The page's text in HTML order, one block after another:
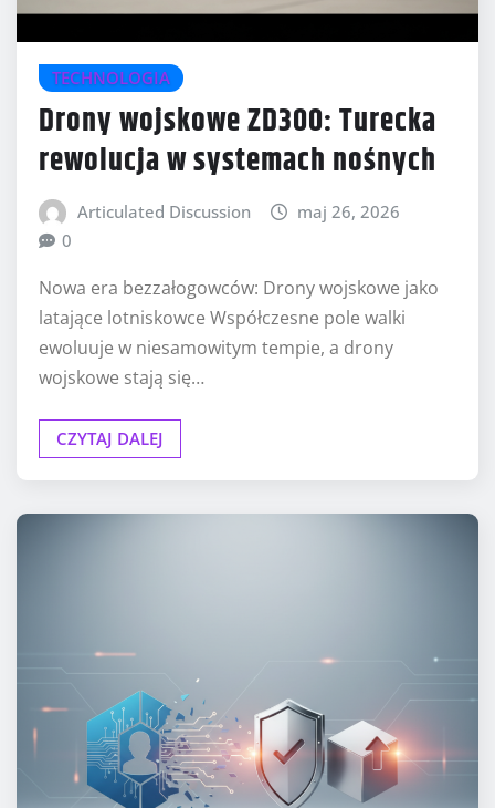
TECHNOLOGIA
Drony wojskowe ZD300: Turecka
rewolucja w systemach nośnych
Articulated Discussion
maj 26, 2026
0
Nowa era bezzałogowców: Drony wojskowe jako
latające lotniskowce Współczesne pole walki
ewoluuje w niesamowitym tempie, a drony
wojskowe stają się…
CZYTAJ DALEJ